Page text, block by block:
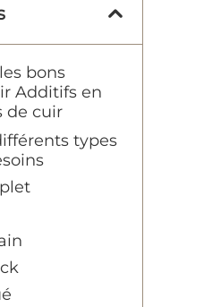
bons
Additifs en
de cuir
types